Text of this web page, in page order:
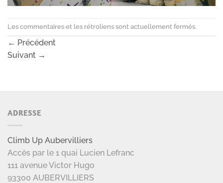
Les commentaires et les rétroliens sont actuellement fermés.
← Précédent
Suivant →
ADRESSE
Climb Up Aubervilliers
Accès par le 1 quai Lucien Lefranc
111 avenue Victor Hugo
93300 AUBERVILLIERS